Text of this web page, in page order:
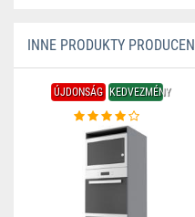
INNE PRODUKTY
ÚJDONSÁG KEDVEZMÉNY